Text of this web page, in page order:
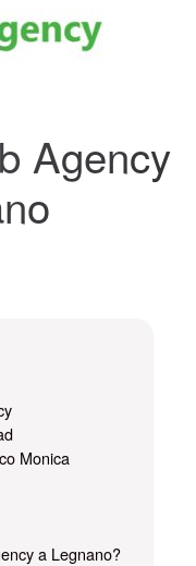
Agency
Monica
a Legnano?